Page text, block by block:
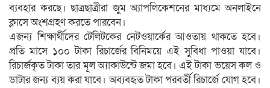
ব্যবহার করছে। ছাত্রছাত্রীরা জুম অ্যাপলিকেশনের মাধ্যমে অনলাইনে
ক্লাসে অংশগ্রহণ করতে পারবেন।
এজন্য শিক্ষার্থীদের টেলিটকের নেটওয়ার্কের আওতায় থাকতে হবে।
প্রতি মাসে ১০০ টাকা রিচার্জের বিনিময়ে এই সুবিধা পাওয়া যাবে।
রিচার্জকৃত টাকা তার মূল অ্যাকাউন্টে জমা হবে। এই টাকা ভয়েস কল ও
ডাটার জন্য ব্যয় করা যাবে। অব্যবহৃত টাকা পরবর্তী রিচার্জে যোগ হবে।